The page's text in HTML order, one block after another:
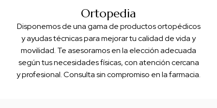
Ortopedia
Disponemos de una gama de productos ortopédicos
y ayudas técnicas para mejorar tu calidad de vida y
movilidad. Te asesoramos en la elección adecuada
según tus necesidades físicas, con atención cercana
y profesional. Consulta sin compromiso en la farmacia.